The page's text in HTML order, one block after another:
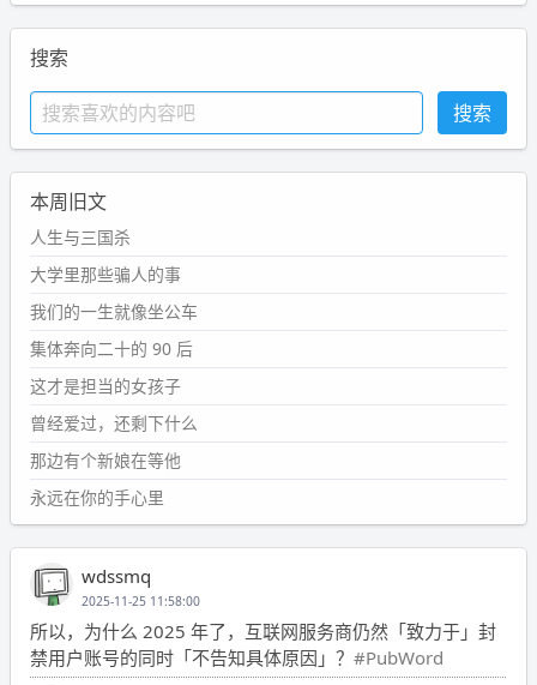
搜索
本周旧文
人生与三国杀
大学里那些骗人的事
我们的一生就像坐公车
集体奔向二十的 90 后
这才是担当的女孩子
曾经爱过，还剩下什么
那边有个新娘在等他
永远在你的手心里
wdssmq
2025-11-25 11:58:00
所以，为什么 2025 年了，互联网服务商仍然「致力于」封
禁用户账号的同时「不告知具体原因」？ #PubWord